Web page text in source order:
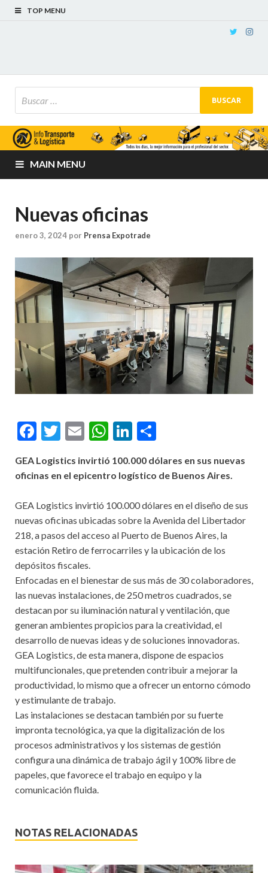
TOP MENU
MAIN MENU
Nuevas oficinas
enero 3, 2024 por Prensa Expotrade
Facebook
Twitter
EmailWhatsApp
LinkedIn
GEA Logistics invirtió 100.000 dólares en sus nuevas
oficinas en el epicentro logístico de Buenos Aires.
GEA Logistics invirtió 100.000 dólares en el diseño de sus
nuevas oficinas ubicadas sobre la Avenida del Libertador
218, a pasos del acceso al Puerto de Buenos Aires, la
estación Retiro de ferrocarriles y la ubicación de los
depósitos fiscales.
Enfocadas en el bienestar de sus más de 30 colaboradores,
las nuevas instalaciones, de 250 metros cuadrados, se
destacan por su iluminación natural y ventilación, que
generan ambientes propicios para la creatividad, el
desarrollo de nuevas ideas y de soluciones innovadoras.
GEA Logistics, de esta manera, dispone de espacios
multifuncionales, que pretenden contribuir a mejorar la
productividad, lo mismo que a ofrecer un entorno cómodo
y estimulante de trabajo.
Las instalaciones se destacan también por su fuerte
impronta tecnológica, ya que la digitalización de los
procesos administrativos y los sistemas de gestión
configura una dinámica de trabajo ágil y 100% libre de
papeles, que favorece el trabajo en equipo y la
comunicación fluida.
NOTAS RELACIONADAS